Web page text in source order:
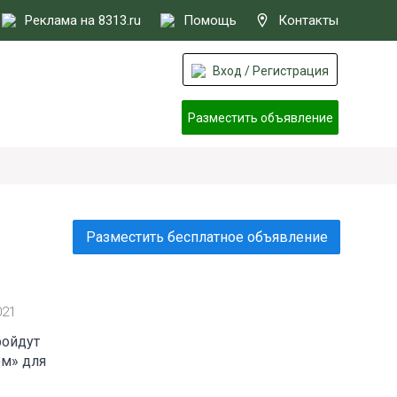
Реклама на 8313.ru Помощь Контакты
Вход / Регистрация
Разместить объявление
для
Разместить бесплатное объявление